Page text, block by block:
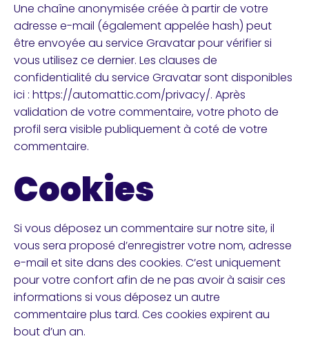
Une chaîne anonymisée créée à partir de votre
adresse e-mail (également appelée hash) peut
être envoyée au service Gravatar pour vérifier si
vous utilisez ce dernier. Les clauses de
confidentialité du service Gravatar sont disponibles
ici : https://automattic.com/privacy/. Après
validation de votre commentaire, votre photo de
profil sera visible publiquement à coté de votre
commentaire.
Cookies
Si vous déposez un commentaire sur notre site, il
vous sera proposé d’enregistrer votre nom, adresse
e-mail et site dans des cookies. C’est uniquement
pour votre confort afin de ne pas avoir à saisir ces
informations si vous déposez un autre
commentaire plus tard. Ces cookies expirent au
bout d’un an.